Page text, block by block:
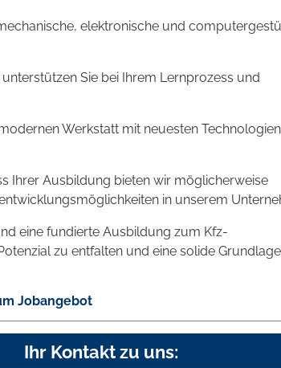
elektronische und
Sie bei Ihrem Lernprozess und
Werkstatt mit neuesten
Ihrer Ausbildung bieten wir möglicherweise
in unserem
eine fundierte Ausbildung zum Kfz-
zu entfalten und eine solide
Jobangebot
Ihr Kontakt zu uns: